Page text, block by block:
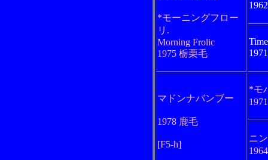
*モーニングフロー
リ.
Morning Frolic
1975 栃栗毛
マドンナバンブー
1978 鹿毛
[F5-h]
*モ
ニ